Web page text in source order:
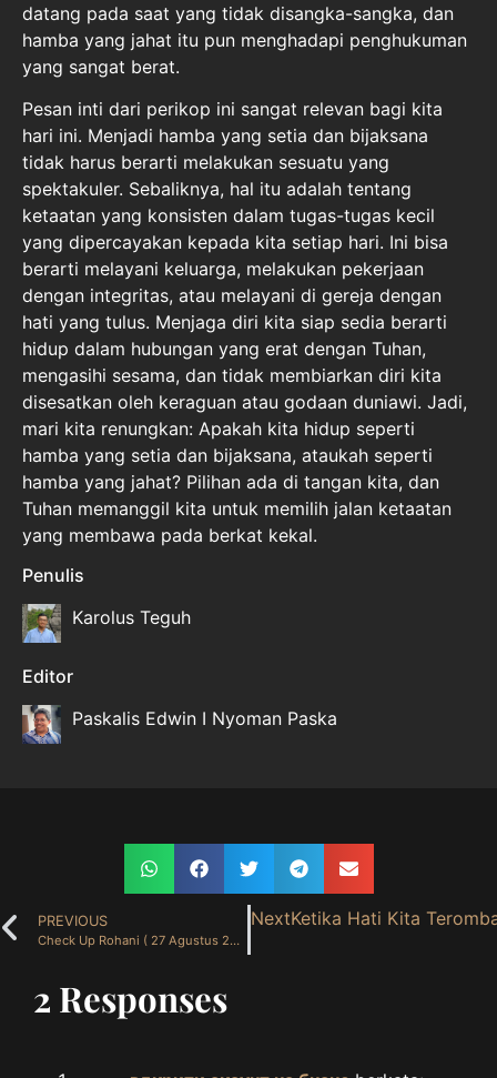
datang pada saat yang tidak disangka-sangka, dan
hamba yang jahat itu pun menghadapi penghukuman
yang sangat berat.
Pesan inti dari perikop ini sangat relevan bagi kita
hari ini. Menjadi hamba yang setia dan bijaksana
tidak harus berarti melakukan sesuatu yang
spektakuler. Sebaliknya, hal itu adalah tentang
ketaatan yang konsisten dalam tugas-tugas kecil
yang dipercayakan kepada kita setiap hari. Ini bisa
berarti melayani keluarga, melakukan pekerjaan
dengan integritas, atau melayani di gereja dengan
hati yang tulus. Menjaga diri kita siap sedia berarti
hidup dalam hubungan yang erat dengan Tuhan,
mengasihi sesama, dan tidak membiarkan diri kita
disesatkan oleh keraguan atau godaan duniawi. Jadi,
mari kita renungkan: Apakah kita hidup seperti
hamba yang setia dan bijaksana, ataukah seperti
hamba yang jahat? Pilihan ada di tangan kita, dan
Tuhan memanggil kita untuk memilih jalan ketaatan
yang membawa pada berkat kekal.
Penulis
Karolus Teguh
Editor
Paskalis Edwin I Nyoman Paska
PREVIOUS
Check Up Rohani ( 27 Agustus 2025 )
NextKetika Hati Kita
2 Responses